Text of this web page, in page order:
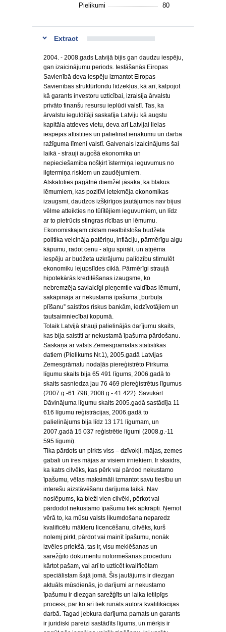
Pielikumi
80
Extract
2004. - 2008.gads Latvijā bijis gan daudzu iespēju,
gan izaicinājumu periods. Iestāšanās Eiropas
Savienībā deva iespēju izmantot Eiropas
Savienības struktūrfondu līdzekļus, kā arī, kalpojot
kā garants investoru uzticībai, izraisīja ārvalstu
privāto finanšu resursu ieplūdi valstī. Tas, ka
ārvalstu ieguldītāji saskatīja Latviju kā augstu
kapitāla atdeves vietu, deva arī Latvijai lielas
iespējas attīstīties un palielināt ienākumu un darba
ražīguma līmeni valstī. Galvenais izaicinājums šai
laikā - strauji augošā ekonomika un
nepieciešamība nošķirt īstermiņa ieguvumus no
ilgtermiņa riskiem un zaudējumiem.
Atskatoties pagātnē diemžēl jāsaka, ka blakus
lēmumiem, kas pozitīvi ietekmēja ekonomikas
izaugsmi, daudzos izšķirīgos jautājumos nav bijusi
vēlme atteikties no tūlītējiem ieguvumiem, un līdz
ar to pietrūcis stingras rīcības un lēmumu.
Ekonomiskajam ciklam neatbilstoša budžeta
politika veicināja patēriņu, inflāciju, pārmērīgu algu
kāpumu, radot cenu - algu spirāli, un atņēma
iespēju ar budžeta uzkrājumu palīdzību stimulēt
ekonomiku lejupslīdes ciklā. Pārmērīgi straujā
hipotekārās kreditēšanas izaugsme, ko
nebremzēja savlaicīgi pieņemtie valdības lēmumi,
sakāpināja ar nekustamā īpašuma „burbuļa
plīšanu” saistītos riskus bankām, iedzīvotājiem un
tautsaimniecībai kopumā.
Tolaik Latvijā strauji palielinājās darījumu skaits,
kas bija saistīti ar nekustamā īpašuma pārdošanu.
Saskaņā ar valsts Zemesgrāmatas statistikas
datiem (Pielikums Nr.1), 2005.gadā Latvijas
Zemesgrāmatu nodaļās piereģistrēto Pirkuma
līgumu skaits bija 65 491 līgums, 2006.gadā to
skaits sasniedza jau 76 469 piereģistrētus līgumus
(2007.g.-61 798; 2008.g.- 41 422). Savukārt
Dāvinājuma līgumu skaits 2005.gadā sastādīja 11
616 līgumu reģistrācijas, 2006.gadā to
palielinājums bija līdz 13 171 līgumam, un
2007.gadā 15 037 reģistrētie līgumi (2008.g.-11
595 līgumi).
Tika pārdots un pirkts viss – dzīvokļi, mājas, zemes
gabali un īres mājas ar visiem īrniekiem. Ir skaidrs,
ka katrs cilvēks, kas pērk vai pārdod nekustamo
īpašumu, vēlas maksimāli izmantot savu tiesību un
interešu aizstāvēšanu darījuma laikā. Nav
noslēpums, ka bieži vien cilvēki, pērkot vai
pārdodot nekustamo īpašumu tiek apkrāpti. Ņemot
vērā to, ka mūsu valsts likumdošana neparedz
kvalificētu mākleru licencēšanu, cilvēks, kurš
nolemj pirkt, pārdot vai mainīt īpašumu, nonāk
izvēles priekšā, tas ir, visu meklēšanas un
sarežģīto dokumentu noformēšanas procedūru
kārtot pašam, vai arī to uzticēt kvalificētam
speciālistam šajā jomā. Šis jautājums ir diezgan
aktuāls mūsdienās, jo darījumi ar nekustamo
īpašumu ir diezgan sarežģīts un laika ietilpīgs
process, par ko arī tiek runāts autora kvalifikācijas
darbā. Tagad jebkura darījuma pamats un garants
ir juridiski pareizi sastādīts līgums, un mērķis ir